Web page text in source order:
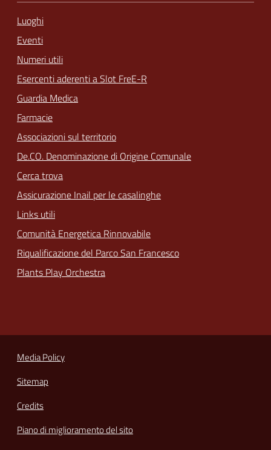
Luoghi
Eventi
Numeri utili
Esercenti aderenti a Slot FreE-R
Guardia Medica
Farmacie
Associazioni sul territorio
De.CO. Denominazione di Origine Comunale
Cerca trova
Assicurazione Inail per le casalinghe
Links utili
Comunità Energetica Rinnovabile
Riqualificazione del Parco San Francesco
Plants Play Orchestra
Media Policy
Sitemap
Credits
Piano di miglioramento del sito